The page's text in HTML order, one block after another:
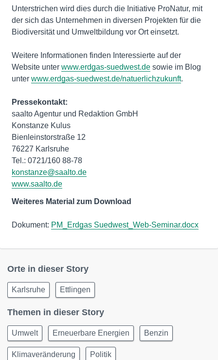
Unterstrichen wird dies durch die Initiative ProNatur, mit
der sich das Unternehmen in diversen Projekten für die
Biodiversität und Umweltbildung vor Ort einsetzt.
Weitere Informationen finden Interessierte auf der
Website unter www.erdgas-suedwest.de sowie im Blog
unter www.erdgas-suedwest.de/natuerlichzukunft.
Pressekontakt:
saalto Agentur und Redaktion GmbH
Konstanze Kulus
Bienleinstorstraße 12
76227 Karlsruhe
konstanze@saalto.de
www.saalto.de
Weiteres Material zum Download
Dokument: PM_Erdgas Suedwest_Web-Seminar.docx
Orte in dieser Story
Karlsruhe Ettlingen
Themen in dieser Story
Umwelt Erneuerbare Energien Benzin
Klimaveränderung Politik